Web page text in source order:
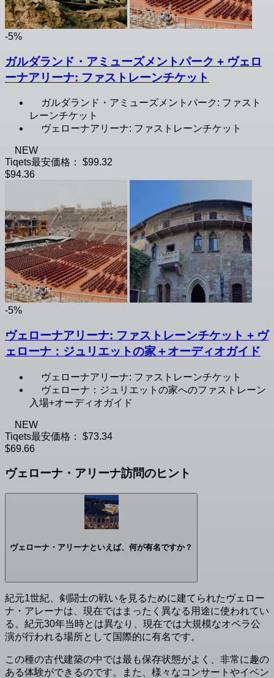
-5%
ガルダランド・アミューズメントパーク + ヴェロ
ーナアリーナ: ファストレーンチケット
ガルダランド・アミューズメントパーク: ファスト
レーンチケット
ヴェローナアリーナ: ファストレーンチケット
NEW
Tiqets最安価格：
$99.32
$94.36
-5%
ヴェローナアリーナ: ファストレーンチケット + ヴ
ェローナ：ジュリエットの家＋オーディオガイド
ヴェローナアリーナ: ファストレーンチケット
ヴェローナ：ジュリエットの家へのファストレーン
入場+オーディオガイド
NEW
Tiqets最安価格：
$73.34
$69.66
ヴェローナ・アリーナ訪問のヒント
ヴェローナ・アリーナといえば、何が有名ですか？
紀元1世紀、剣闘士の戦いを見るために建てられたヴェロー
ナ・アレーナは、現在ではまったく異なる用途に使われてい
る。紀元30年当時とは異なり、現在では大規模なオペラ公
演が行われる場所として国際的に有名です。
この種の古代建築の中では最も保存状態がよく、非常に趣の
ある体験ができるのです。また、様々なコンサートやイベン